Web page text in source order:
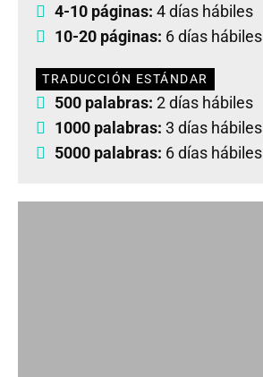
4-10 páginas: 4 días hábiles
10-20 páginas: 6 días hábiles
TRADUCCIÓN ESTÁNDAR
500 palabras: 2 días hábiles
1000 palabras: 3 días hábiles
5000 palabras: 6 días hábiles